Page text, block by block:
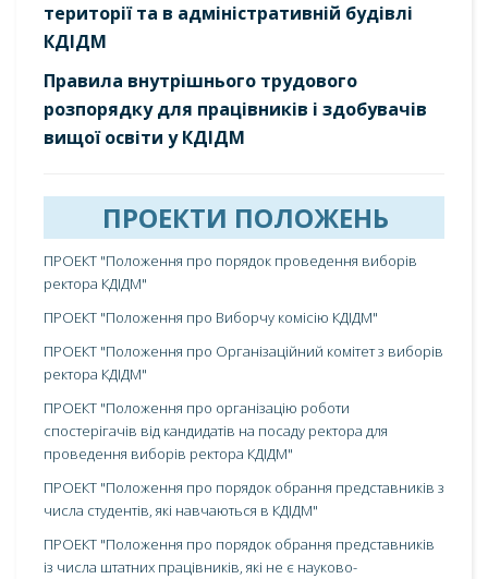
території та в адміністративній будівлі
КДІДМ
Правила внутрішнього трудового
розпорядку для працівників і здобувачів
вищої освіти у КДІДМ
ПРОЕКТИ ПОЛОЖЕНЬ
ПРОЕКТ "Положення про порядок проведення виборів
ректора КДІДМ"
ПРОЕКТ "Положення про Виборчу комісію КДІДМ"
ПРОЕКТ "Положення про Організаційний комітет з виборів
ректора КДІДМ"
ПРОЕКТ "Положення про організацію роботи
спостерігачів від кандидатів на посаду ректора для
проведення виборів ректора КДІДМ"
ПРОЕКТ "Положення про порядок обрання представників з
числа студентів, які навчаються в КДІДМ"
ПРОЕКТ "Положення про порядок обрання представників
із числа штатних працівників, які не є науково-